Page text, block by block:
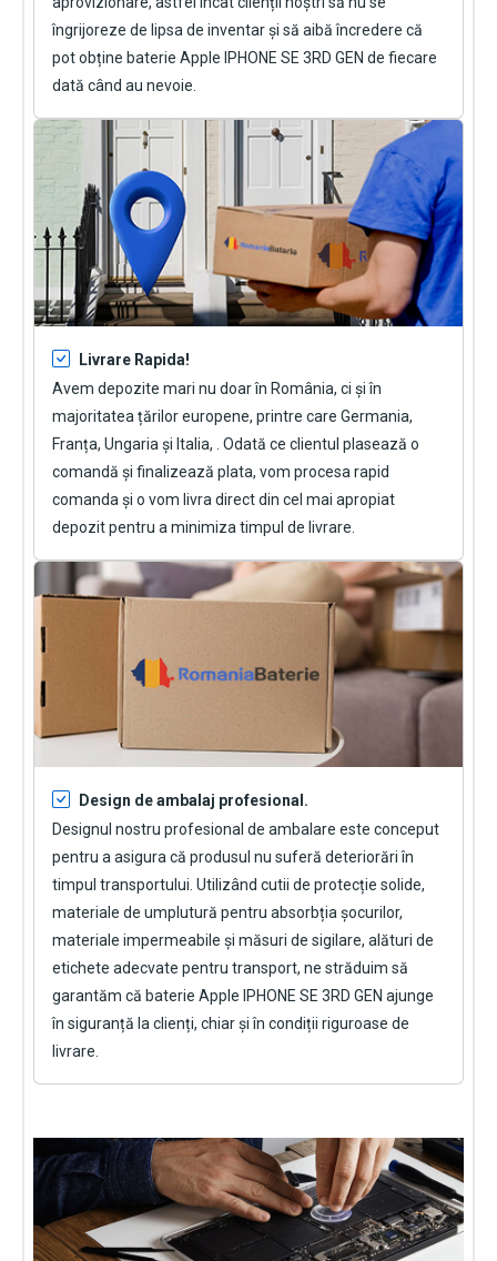
îngrijoreze de lipsa de inventar și să aibă încredere că
pot obține baterie Apple IPHONE SE 3RD GEN de fiecare
dată când au nevoie.
Livrare Rapida!
Avem depozite mari nu doar în România, ci și în
majoritatea țărilor europene, printre care Germania,
Franța, Ungaria și Italia, . Odată ce clientul plasează o
comandă și finalizează plata, vom procesa rapid
comanda și o vom livra direct din cel mai apropiat
depozit pentru a minimiza timpul de livrare.
Design de ambalaj profesional.
Designul nostru profesional de ambalare este conceput
pentru a asigura că produsul nu suferă deteriorări în
timpul transportului. Utilizând cutii de protecție solide,
materiale de umplutură pentru absorbția șocurilor,
materiale impermeabile și măsuri de sigilare, alături de
etichete adecvate pentru transport, ne străduim să
garantăm că baterie Apple IPHONE SE 3RD GEN ajunge
în siguranță la clienți, chiar și în condiții riguroase de
livrare.